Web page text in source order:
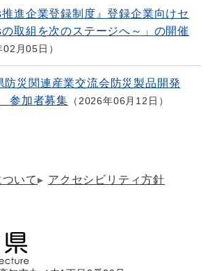
推進企業登録制度』登録企業向けセ
取組を次のステージへ～」の開催
02月05日
防災関連産業交流会防災製品開発
参加者募集
2026年06月12日
いて
アクセシビリティ方針